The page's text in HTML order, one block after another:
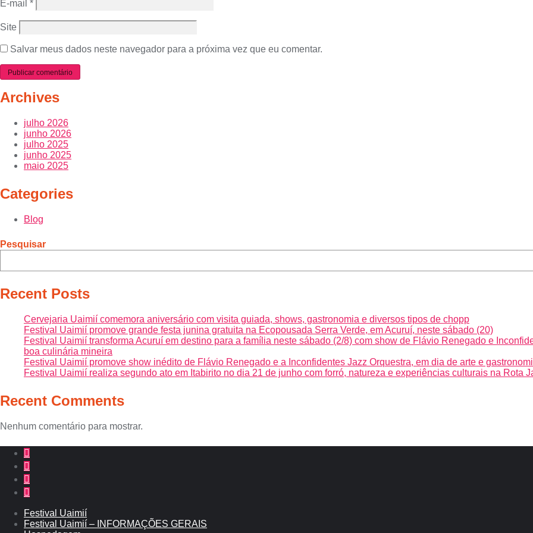
E-mail *
Site
Salvar meus dados neste navegador para a próxima vez que eu comentar.
Archives
julho 2026
junho 2026
julho 2025
junho 2025
maio 2025
Categories
Blog
Pesquisar
Recent Posts
Cervejaria Uaimií comemora aniversário com visita guiada, shows, gastronomia e diversos tipos de chopp
Festival Uaimií promove grande festa junina gratuita na Ecopousada Serra Verde, em Acuruí, neste sábado (20)
Festival Uaimií transforma Acuruí em destino para a família neste sábado (2/8) com show de Flávio Renegado e
boa culinária mineira
Festival Uaimií promove show inédito de Flávio Renegado e a Inconfidentes Jazz Orquestra, em dia de arte e
Festival Uaimií realiza segundo ato em Itabirito no dia 21 de junho com forró, natureza e experiências culturais na Rota
Recent Comments
Nenhum comentário para mostrar.
Festival Uaimií
Festival Uaimií – INFORMAÇÕES GERAIS